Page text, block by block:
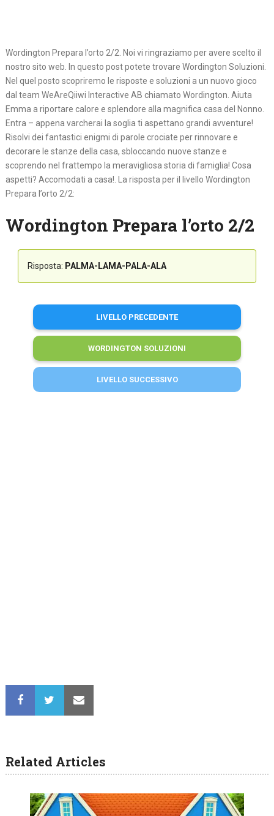
Wordington Prepara l’orto 2/2. Noi vi ringraziamo per avere scelto il
nostro sito web. In questo post potete trovare Wordington Soluzioni.
Nel quel posto scopriremo le risposte e soluzioni a un nuovo gioco
dal team WeAreQiiwi Interactive AB chiamato Wordington. Aiuta
Emma a riportare calore e splendore alla magnifica casa del Nonno.
Entra – appena varcherai la soglia ti aspettano grandi avventure!
Risolvi dei fantastici enigmi di parole crociate per rinnovare e
decorare le stanze della casa, sbloccando nuove stanze e
scoprendo nel frattempo la meravigliosa storia di famiglia! Cosa
aspetti? Accomodati a casa!. La risposta per il livello Wordington
Prepara l’orto 2/2:
Wordington Prepara l’orto 2/2
Risposta: PALMA-LAMA-PALA-ALA
LIVELLO PRECEDENTE
WORDINGTON SOLUZIONI
LIVELLO SUCCESSIVO
Related Articles